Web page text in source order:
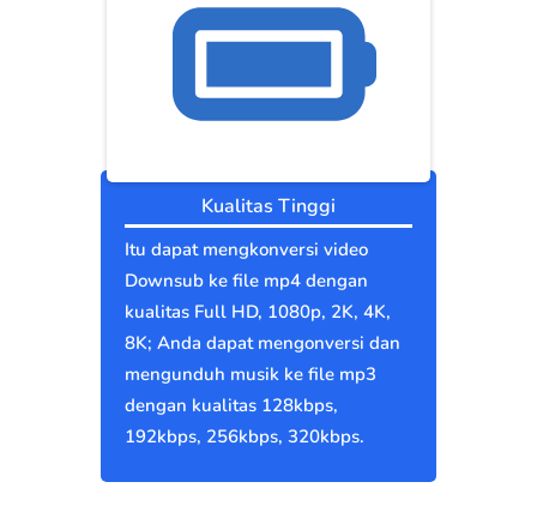
Kualitas Tinggi
Itu dapat mengkonversi video
Downsub ke file mp4 dengan
kualitas Full HD, 1080p, 2K, 4K,
8K; Anda dapat mengonversi dan
mengunduh musik ke file mp3
dengan kualitas 128kbps,
192kbps, 256kbps, 320kbps.